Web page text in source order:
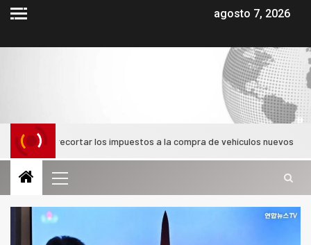
agosto 7, 2026
recortar los impuestos a la compra de vehículos nuevos